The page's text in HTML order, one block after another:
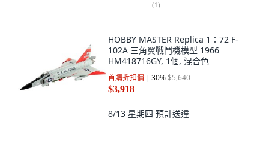
(1)
HOBBY MASTER Replica 1：72 F-
102A 三角翼戰鬥機模型 1966
HM418716GY, 1個, 混合色
首購折扣價 30%$5,640
$3,918
8/13 星期四 預計送達